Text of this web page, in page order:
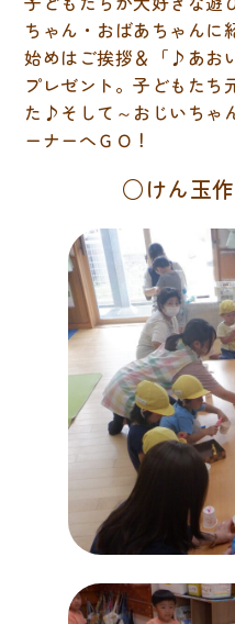
食育
保育内容
交通アクセ
サイトポリシー
個人情報保護方針
苦情解決について
ちゃん・おばあちゃん
始めはご挨拶＆「♪あお
プレゼント。子どもたち
た♪そして～おじいちゃ
ーナーへＧ
○けん玉